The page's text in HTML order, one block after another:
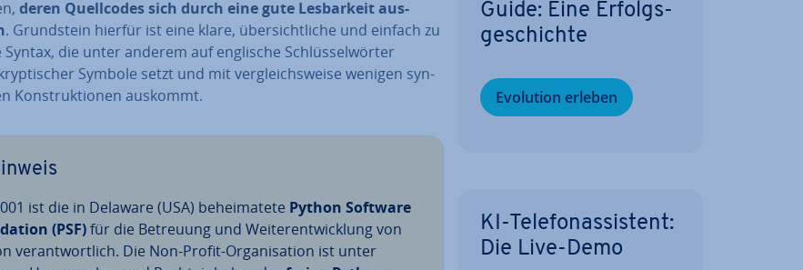
deren Quell­codes sich durch eine gute Les­bar­keit aus­
. Grund­stein hierfür ist eine klare, über­sicht­li­che und einfach zu
Syntax, die unter anderem auf englische Schlüs­sel­wör­ter
Symbole setzt und mit ver­gleichs­wei­se wenigen syn­
Kon­struk­tio­nen auskommt.
ist die in Delaware (USA) be­hei­ma­te­te Python Software
(PSF)für die Betreuung und Wei­ter­ent­wick­lung von
ver­ant­wort­lich. Die Non-Profit-Or­ga­ni­sa­ti­on ist unter
Guide: Eine Er­folgs­
ge­schich­te
Evolution erleben
KI-Te­le­fon­as­sis­tent:
Die Live-Demo